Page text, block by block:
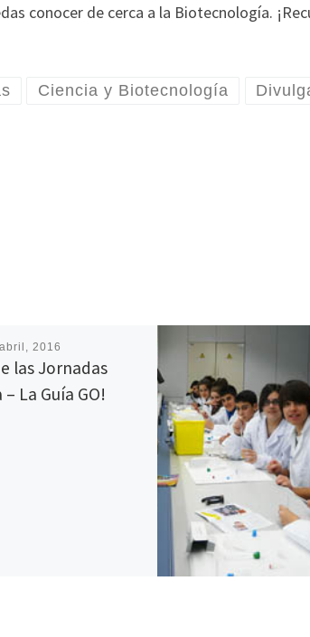
conocer de cerca a la Biotecnología.
Ciencia y Biotecnología
2016
las Jornadas
La Guía GO!